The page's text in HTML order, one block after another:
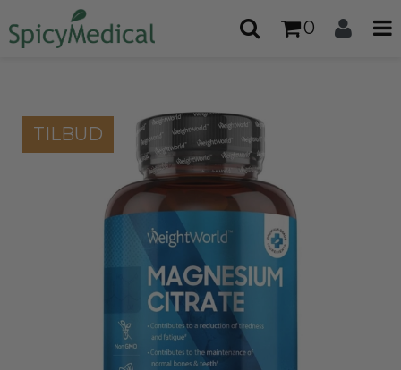
0
TILBUD